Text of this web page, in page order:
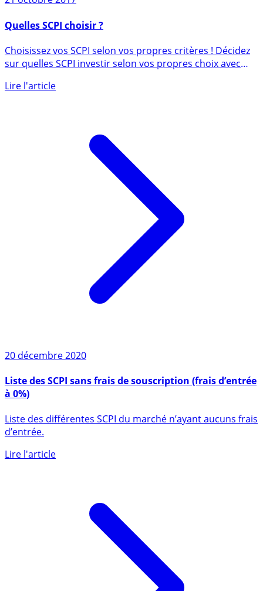
21 octobre 2017
Quelles SCPI choisir ?
sur quelles SCPI investir selon vos propres choix avec
20 décembre 2020
à 0%)
d’entrée.